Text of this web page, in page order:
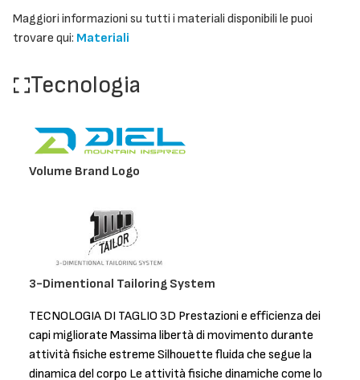
Maggiori informazioni su tutti i materiali disponibili le puoi
trovare qui: Materiali
Tecnologia
Volume Brand Logo
3-Dimentional Tailoring System
TECNOLOGIA DI TAGLIO 3D Prestazioni e efficienza dei
capi migliorate Massima libertà di movimento durante
attività fisiche estreme Silhouette fluida che segue la
dinamica del corpo Le attività fisiche dinamiche come lo